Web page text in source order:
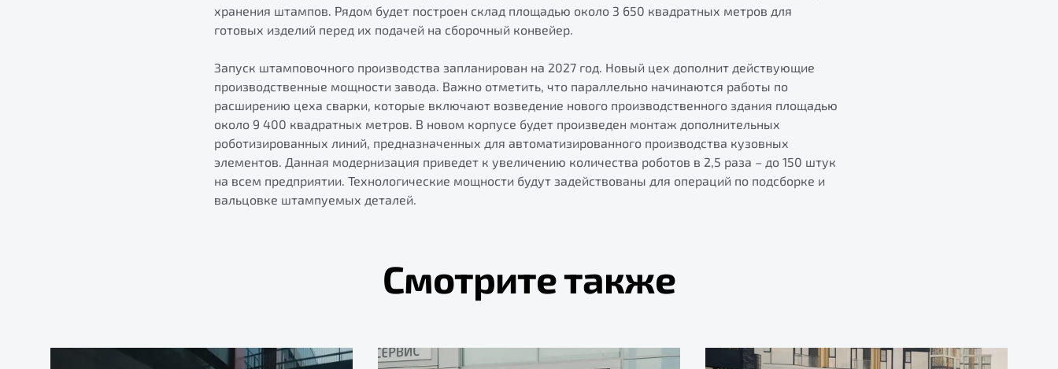
хранения штампов. Рядом будет построен склад площадью около 3 650 квадратных метров для
готовых изделий перед их подачей на сборочный конвейер.
Запуск штамповочного производства запланирован на 2027 год. Новый цех дополнит действующие
производственные мощности завода. Важно отметить, что параллельно начинаются работы по
расширению цеха сварки, которые включают возведение нового производственного здания площадью
около 9 400 квадратных метров. В новом корпусе будет произведен монтаж дополнительных
роботизированных линий, предназначенных для автоматизированного производства кузовных
элементов. Данная модернизация приведет к увеличению количества роботов в 2,5 раза – до 150 штук
на всем предприятии. Технологические мощности будут задействованы для операций по подсборке и
вальцовке штампуемых деталей.
Смотрите также